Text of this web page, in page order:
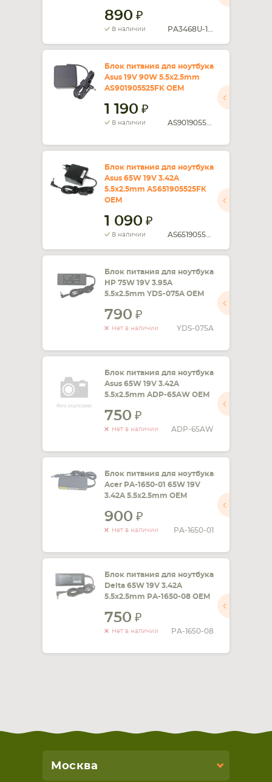
890
В наличии
Блок питания для ноутбука
Asus 19V 90W 5.5x2.5mm
AS901905525FK OEM
1 190
В наличии
Блок питания для ноутбука
Asus 65W 19V 3.42A
5.5x2.5mm AS651905525FK
OEM
1 090
В наличии
Блок питания для ноутбука
HP 75W 19V 3.95A
5.5x2.5mm YDS-075A OEM
790
Нет в наличии YDS-075A
Блок питания для ноутбука
Asus 65W 19V 3.42A
5.5x2.5mm ADP-65AW OEM
750
Нет в наличии ADP-65AW
Блок питания для ноутбука
Acer PA-1650-01 65W 19V
3.42A 5.5x2.5mm OEM
900
Нет в наличии PA-1650-01
Блок питания для ноутбука
Delta 65W 19V 3.42A
5.5x2.5mm PA-1650-08 OEM
750
Нет в наличии PA-1650-08
Москва